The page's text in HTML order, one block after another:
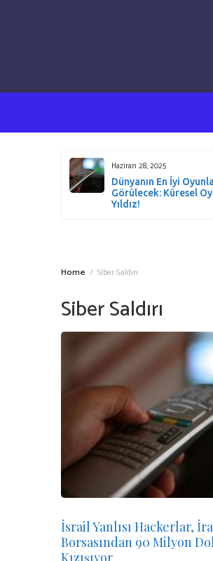
Haziran 28, 2025
Dünyanın En İyi
Görülecek: Küresel
Yıldız!
Home Siber Saldırı
Siber Saldırı
İsrail Yanlısı Hackerlar,
Borsasından 90 Milyon
Kızışıyor